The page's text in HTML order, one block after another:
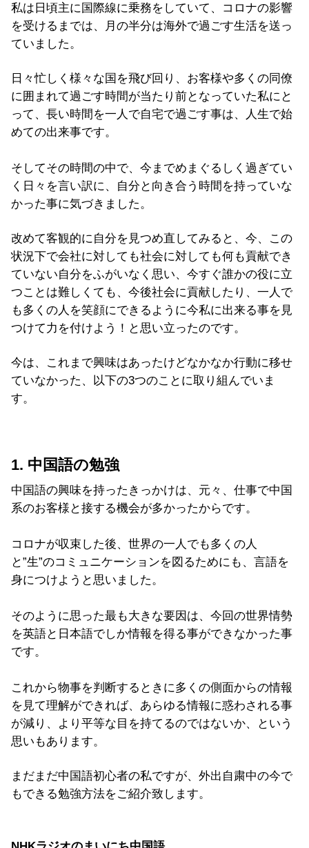
私は日頃主に国際線に乗務をしていて、コロナの影響
を受けるまでは、月の半分は海外で過ごす生活を送っ
ていました。
日々忙しく様々な国を飛び回り、お客様や多くの同僚
に囲まれて過ごす時間が当たり前となっていた私にと
って、長い時間を一人で自宅で過ごす事は、人生で始
めての出来事です。
そしてその時間の中で、今までめまぐるしく過ぎてい
く日々を言い訳に、自分と向き合う時間を持っていな
かった事に気づきました。
改めて客観的に自分を見つめ直してみると、今、この
状況下で会社に対しても社会に対しても何も貢献でき
ていない自分をふがいなく思い、今すぐ誰かの役に立
つことは難しくても、今後社会に貢献したり、一人で
も多くの人を笑顔にできるように今私に出来る事を見
つけて力を付けよう！と思い立ったのです。
今は、これまで興味はあったけどなかなか行動に移せ
ていなかった、以下の3つのことに取り組んでいま
す。
1. 中国語の勉強
中国語の興味を持ったきっかけは、元々、仕事で中国
系のお客様と接する機会が多かったからです。
コロナが収束した後、世界の一人でも多くの人
と”生”のコミュニケーションを図るためにも、言語を
身につけようと思いました。
そのように思った最も大きな要因は、今回の世界情勢
を英語と日本語でしか情報を得る事ができなかった事
です。
これから物事を判断するときに多くの側面からの情報
を見て理解ができれば、あらゆる情報に惑わされる事
が減り、より平等な目を持てるのではないか、という
思いもあります。
まだまだ中国語初心者の私ですが、外出自粛中の今で
もできる勉強方法をご紹介致します。